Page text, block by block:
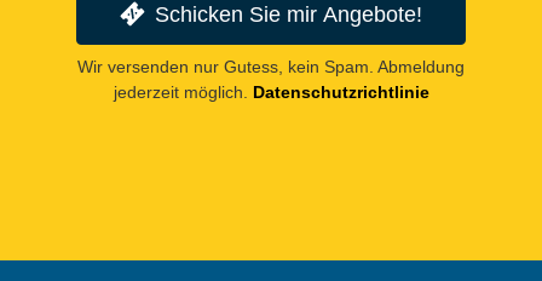
Schicken Sie mir Angebote!
Wir versenden nur Gutess, kein Spam. Abmeldung
jederzeit möglich. Datenschutzrichtlinie